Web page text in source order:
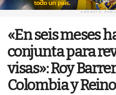
ANUNCIO
«En seis meses
conjunta para
visas»: Roy
Colombia y